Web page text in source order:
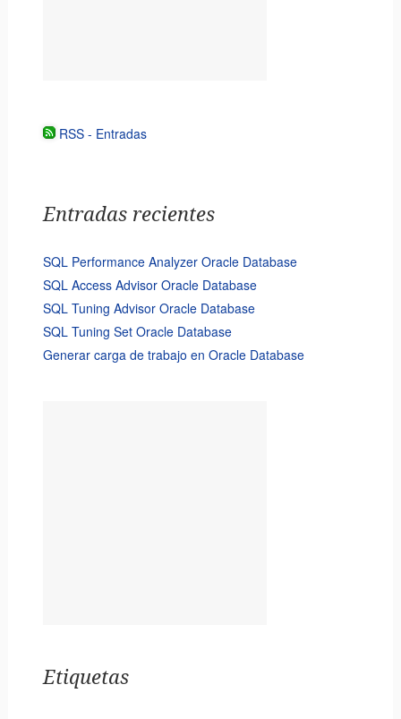
RSS - Entradas
Entradas recientes
SQL Performance Analyzer Oracle Database
SQL Access Advisor Oracle Database
SQL Tuning Advisor Oracle Database
SQL Tuning Set Oracle Database
Generar carga de trabajo en Oracle Database
Etiquetas